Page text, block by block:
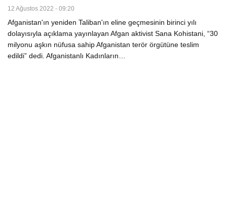
12 Ağustos 2022 - 09:20
Afganistan'ın yeniden Taliban'ın eline geçmesinin birinci yılı
dolayısıyla açıklama yayınlayan Afgan aktivist Sana Kohistani, “30
milyonu aşkın nüfusa sahip Afganistan terör örgütüne teslim
edildi” dedi. Afganistanlı Kadınların…